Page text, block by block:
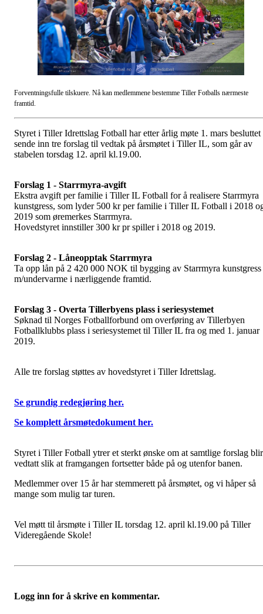
Forventningsfulle tilskuere. Nå kan medlemmene bestemme Tiller Fotballs nærmeste
framtid.
Styret i Tiller Idrettslag Fotball har etter årlig møte 1. mars besluttet
sende inn tre forslag til vedtak på årsmøtet i Tiller IL, som går av
stabelen torsdag 12. april kl.19.00.
Forslag 1 - Starrmyra-avgift
Ekstra avgift per familie i Tiller IL Fotball for å realisere Starrmyra
kunstgress, som lyder 500 kr per familie i Tiller IL Fotball i 2018
2019 som øremerkes Starrmyra.
Hovedstyret innstiller 300 kr pr spiller i 2018 og 2019.
Forslag 2 - Låneopptak Starrmyra
Ta opp lån på 2 420 000 NOK til bygging av Starrmyra kunstgress
m/undervarme i nærliggende framtid.
Forslag 3 - Overta Tillerbyens plass i seriesystemet
Søknad til Norges Fotballforbund om overføring av Tillerbyen
Fotballklubbs plass i seriesystemet til Tiller IL fra og med 1. januar
2019.
Alle tre forslag støttes av hovedstyret i Tiller Idrettslag.
Se grundig redegjøring her.
Se komplett årsmøtedokument her.
Styret i Tiller Fotball ytrer et sterkt ønske om at samtlige forslag blir
vedtatt slik at framgangen fortsetter både på og utenfor banen.
Medlemmer over 15 år har stemmerett på årsmøtet, og vi håper så
mange som mulig tar turen.
Vel møtt til årsmøte i Tiller IL torsdag 12. april kl.19.00 på Tiller
Videregående Skole!
Logg inn for å skrive en kommentar.